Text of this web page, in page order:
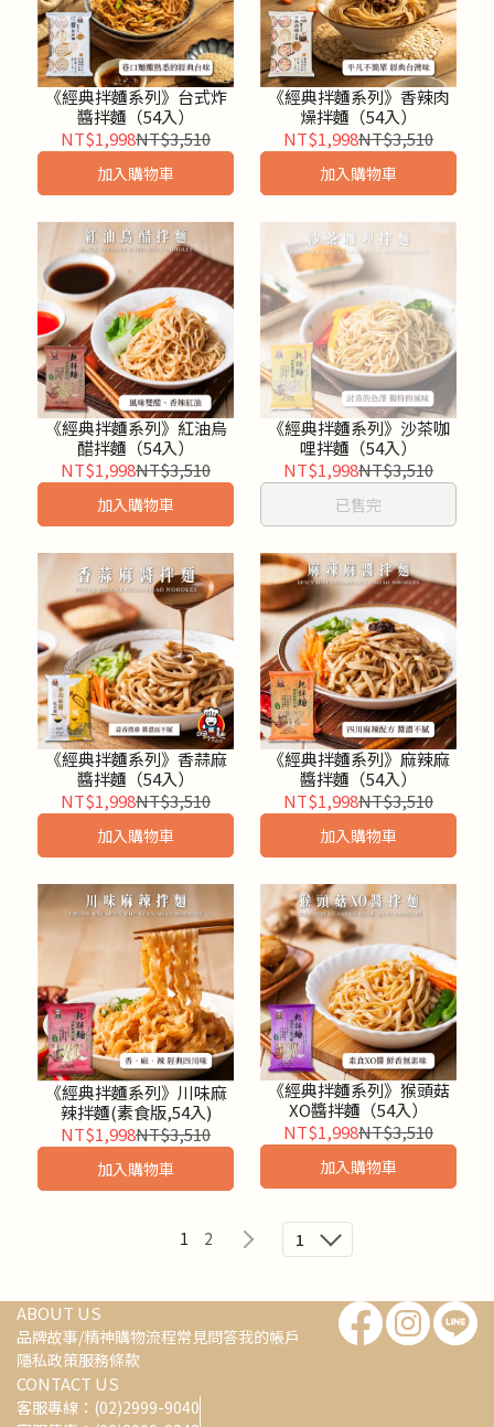
《經典拌麵系列》台式炸
醬拌麵（54入）
NT$1,998NT$3,510
加入購物車
《經典拌麵系列》香辣肉
燥拌麵（54入）
NT$1,998NT$3,510
加入購物車
《經典拌麵系列》紅油烏
醋拌麵（54入）
NT$1,998NT$3,510
加入購物車
《經典拌麵系列》沙茶咖
哩拌麵（54入）
NT$1,998NT$3,510
已售完
《經典拌麵系列》香蒜麻
醬拌麵（54入）
NT$1,998NT$3,510
加入購物車
《經典拌麵系列》麻辣麻
醬拌麵（54入）
NT$1,998NT$3,510
加入購物車
《經典拌麵系列》川味麻
辣拌麵(素食版,54入)
NT$1,998NT$3,510
加入購物車
《經典拌麵系列》猴頭菇
XO醬拌麵（54入）
NT$1,998NT$3,510
加入購物車
1 2 1
ABOUT US
品牌故事/精神購物流程常見問答我的帳戶
隱私政策服務條款
CONTACT US
客服專線：(02)2999-9040